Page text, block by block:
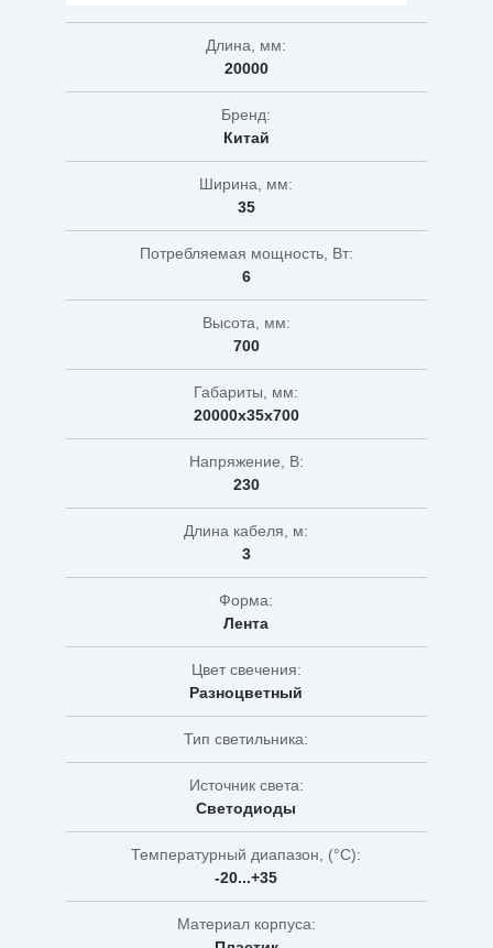
Длина, мм:
20000
Бренд:
Китай
Ширина, мм:
35
Потребляемая мощность, Вт:
6
Высота, мм:
700
Габариты, мм:
20000х35х700
Напряжение, В:
230
Длина кабеля, м:
3
Форма:
Лента
Цвет свечения:
Разноцветный
Тип светильника:
Источник света:
Светодиоды
Температурный диапазон, (°C):
-20...+35
Материал корпуса: